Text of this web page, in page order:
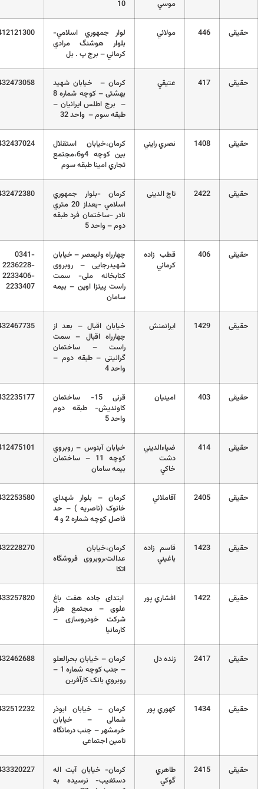
446 مولائي
لوار جمهوري اسلامي-
بلوار هوشنگ مرادي
کرماني – برج پ . بل
03412121300
417 عتيقي
کرمان – خیابان شهید
بهشتی – کوچه شماره 8
– برج اطلس ایرانیان –
طبقه سوم – واحد 32
03432473058
1408 نصري رايني
کرمان،خيابان استقلال
بين کوچه 4و6،مجتمع
تجاري امينا طبقه سوم
03432437024
2422 تاج الدینی
کرمان -بلوار جمهوري
اسلامي -بعداز 20 متري
نادر -ساختمان فرد طبقه
دوم – واحد 5
03432472380
406
قطب زاده
چهارراه ولیعصر – خیابان
شهیدرجایی – روبروی
کتابخانه ملی- سمت
راست پیتزا اوین – بیمه
0341-
2236228-
2233406-
2233407
1429 ايرانمنش
خیابان اقبال – بعد از
چهارراه اقبال – سمت
راست – ساختمان
گرانیتی – طبقه دوم –
03432467735
403 امينيان
قرنی 15- ساختمان
کاوندیش- طبقه دوم
03432235177
414
ضياءالديني
خيابان آبنوس – روبروي
کوچه 11 – ساختمان
بيمه سامان
03412475101
2405 آقاملائي
کرمان – بلوار شهداي
خانوک (ناصريه ) – حد
فاصل کوچه شماره 2 و 4
03432253580
1423
قاسم زاده
کرمان،خیابان
عدالت،روبروی فروشگاه
03432228270
1422 افشاري پور
ابتدای جاده هفت باغ
علوی – مجتمع هزار
شرکت خودروسازی –
03433257820
2417 زنده دل
کرمان – خيابان بحرالعلو
– جنب کوچه شماره 1 –
روبروي بانک کارآفرين
03432462688
1434 كهوري پور
کرمان – خیابان ابوذر
شمالی – خیابان
خرمشهر – جنب درمانگاه
تامین اجتماعی
03432512232
2415
طاهري
کرمان- خيابان آيت اله
دستغيب- نرسيده به
03433320227